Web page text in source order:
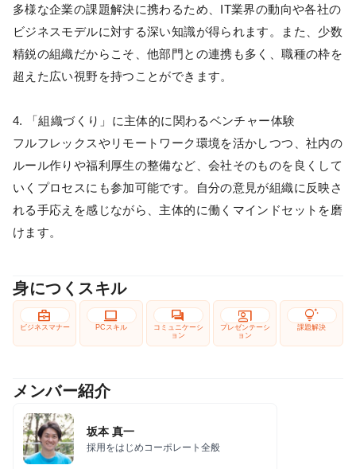
多様な企業の課題解決に携わるため、IT業界の動向や各社の
ビジネスモデルに対する深い知識が得られます。また、少数
精鋭の組織だからこそ、他部門との連携も多く、職種の枠を
超えた広い視野を持つことができます。
4. 「組織づくり」に主体的に関わるベンチャー体験
フルフレックスやリモートワーク環境を活かしつつ、社内の
ルール作りや福利厚生の整備など、会社そのものを良くして
いくプロセスにも参加可能です。自分の意見が組織に反映さ
れる手応えを感じながら、主体的に働くマインドセットを磨
けます。
身につくスキル
business_center
ビジネスマナー
computer
PCスキル
forum
コミュニケーシ
ョン
co_present
プレゼンテーシ
ョン
tips_and_updates
課題解決
メンバー紹介
坂本 真一
採用をはじめコーポレート全般